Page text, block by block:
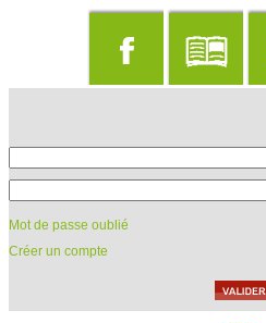
Mot de passe oublié
Créer un compte